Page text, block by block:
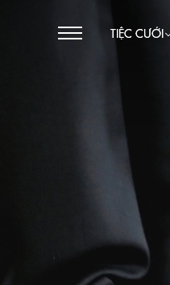
TIỆC CƯỚI